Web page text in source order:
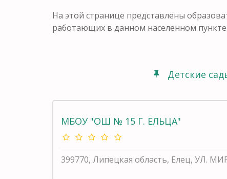
На этой странице представлены
работающих в данном населенном
Детские
МБОУ "ОШ № 15 Г. ЕЛЬЦА"
399770, Липецкая область, Елец, УЛ.